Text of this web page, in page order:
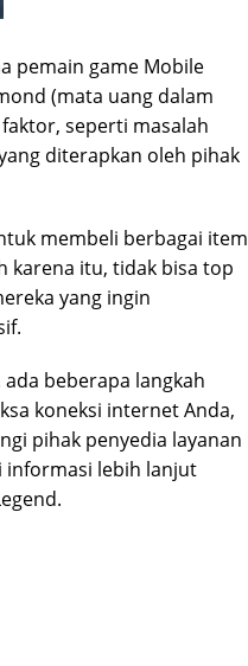
pemain game Mobile
(mata uang dalam
seperti masalah
diterapkan oleh pihak
membeli berbagai item
karena itu, tidak bisa top
yang ingin
beberapa langkah
koneksi internet Anda,
pihak penyedia layanan
informasi lebih lanjut